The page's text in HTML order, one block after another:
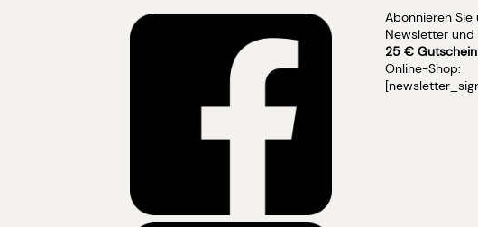
Abonnieren Sie
Newsletter und
25 € Gutschein
Online-Shop: